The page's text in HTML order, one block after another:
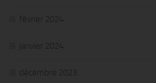
février 2024
janvier 2024
décembre 2023